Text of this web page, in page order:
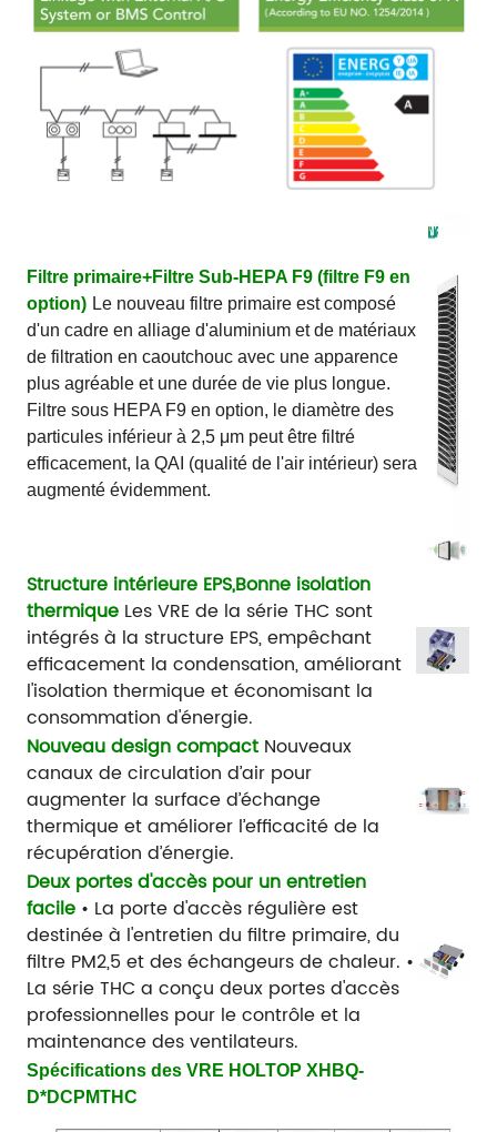
Filtre primaire+Filtre Sub-HEPA F9 (filtre F9 en
option) Le nouveau filtre primaire est composé
d'un cadre en alliage d'aluminium et de matériaux
de filtration en caoutchouc avec une apparence
plus agréable et une durée de vie plus longue.
Filtre sous HEPA F9 en option, le diamètre des
particules inférieur à 2,5 μm peut être filtré
efficacement, la QAI (qualité de l'air intérieur) sera
augmenté évidemment.
Structure intérieure EPS,Bonne isolation
thermique Les VRE de la série THC sont
intégrés à la structure EPS, empêchant
efficacement la condensation, améliorant
l'isolation thermique et économisant la
consommation d'énergie.
Nouveau design compact Nouveaux
canaux de circulation d’air pour
augmenter la surface d’échange
thermique et améliorer l’efficacité de la
récupération d’énergie.
Deux portes d'accès pour un entretien
facile • La porte d'accès régulière est
destinée à l'entretien du filtre primaire, du
filtre PM2,5 et des échangeurs de chaleur. •
La série THC a conçu deux portes d'accès
professionnelles pour le contrôle et la
maintenance des ventilateurs.
Spécifications des VRE HOLTOP XHBQ-
D*DCPMTHC